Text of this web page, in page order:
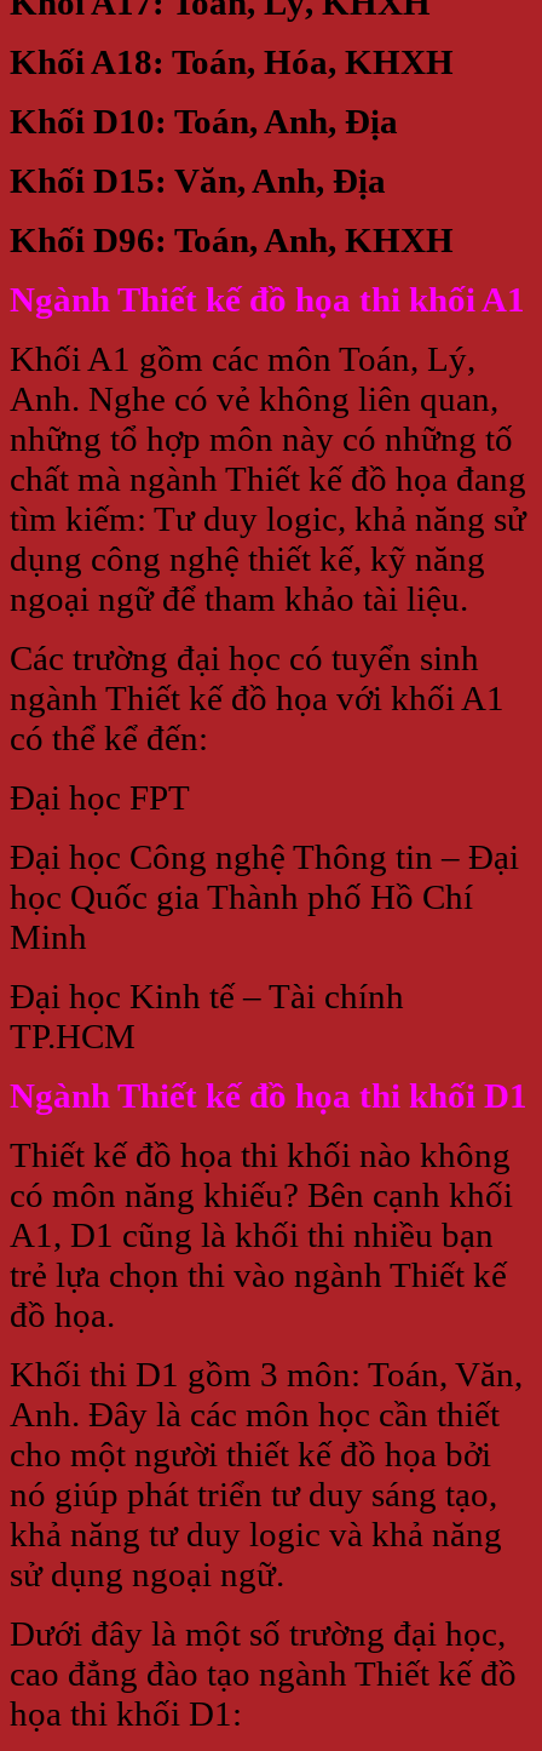
Khối A18: Toán, Hóa, KHXH
Khối D10: Toán, Anh, Địa
Khối D15: Văn, Anh, Địa
Khối D96: Toán, Anh, KHXH
Ngành Thiết kế đồ họa thi khối A1
Khối A1 gồm các môn Toán, Lý,
Anh. Nghe có vẻ không liên quan,
những tổ hợp môn này có những tố
chất mà ngành Thiết kế đồ họa đang
tìm kiếm: Tư duy logic, khả năng sử
dụng công nghệ thiết kế, kỹ năng
ngoại ngữ để tham khảo tài liệu.
Các trường đại học có tuyển sinh
ngành Thiết kế đồ họa với khối A1
có thể kể đến:
Đại học FPT
Đại học Công nghệ Thông tin – Đại
học Quốc gia Thành phố Hồ Chí
Minh
Đại học Kinh tế – Tài chính
TP.HCM
Ngành Thiết kế đồ họa thi khối D1
Thiết kế đồ họa thi khối nào không
có môn năng khiếu? Bên cạnh khối
A1, D1 cũng là khối thi nhiều bạn
trẻ lựa chọn thi vào ngành Thiết kế
đồ họa.
Khối thi D1 gồm 3 môn: Toán, Văn,
Anh. Đây là các môn học cần thiết
cho một người thiết kế đồ họa bởi
nó giúp phát triển tư duy sáng tạo,
khả năng tư duy logic và khả năng
sử dụng ngoại ngữ.
Dưới đây là một số trường đại học,
cao đẳng đào tạo ngành Thiết kế đồ
họa thi khối D1: